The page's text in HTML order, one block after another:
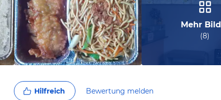
Mehr
(8)
Hilfreich Bewertung melden